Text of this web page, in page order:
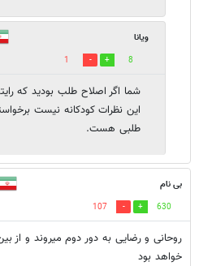
ویانا
8
1
شما اگر اصلاح طلب بودید که
این نظرات کودکانه نیست
طلبی هست.
بی نام
630
107
روحانی و رضایی به دور دوم میروند و از
خواهد بود